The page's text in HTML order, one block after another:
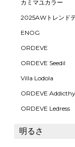
カミマユカラー
2025AWトレンド
ENOG
ORDEVE
ORDEVE Seedil
Villa Lodola
ORDEVE Addicthy
ORDEVE Ledress
明るさ